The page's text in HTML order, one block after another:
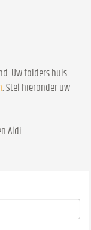
Uw folders huis-
. Stel hieronder uw
Aldi.